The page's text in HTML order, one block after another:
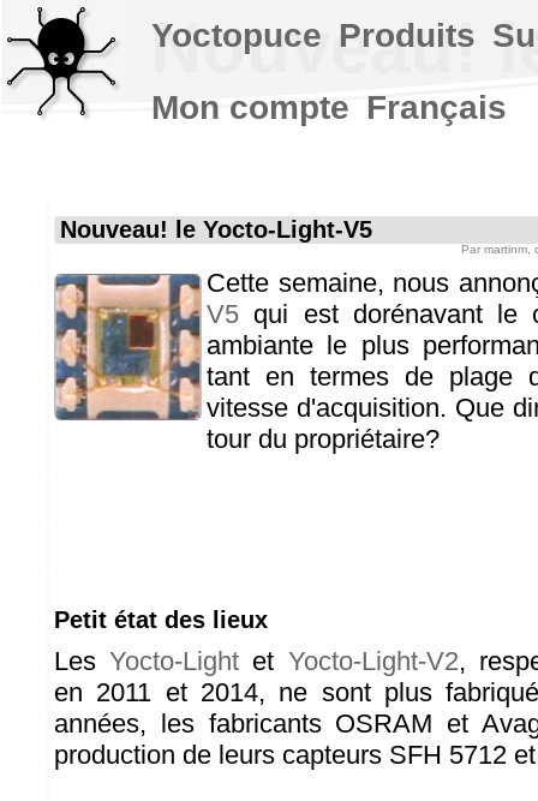
Nouveau!
Nouveau! le Yocto-Light-V5
Par martinm
Cette semaine, nous
V5 qui est dorénavant le
ambiante le plus
tant en termes de plage
vitesse d'acquisition. Que
tour du propriétaire?
Petit état des lieux
LesYocto-Light et Yocto-Light-V2,
en 2011 et 2014, ne sont plus
années, les fabricants OSRAM et
production de leurs capteurs SFH 5712
Yoctopuce Produits
Mon compte Français